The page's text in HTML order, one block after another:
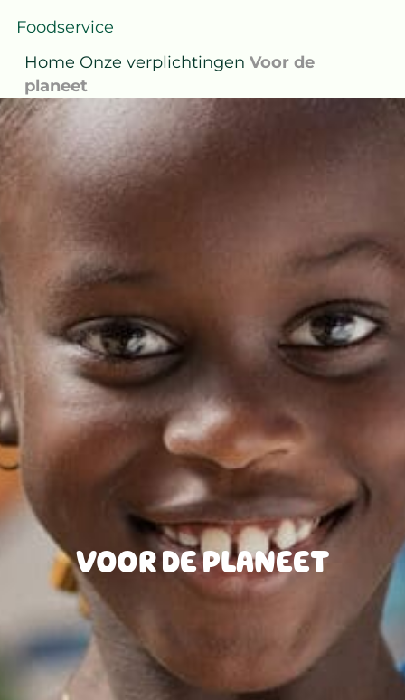
Home Onze verplichtingen Voor de
planeet
VOOR DE PLANEET